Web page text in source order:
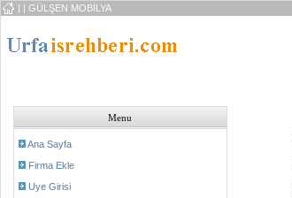
| | GÜLŞEN MOBİLYA
Menu
Ana Sayfa
Firma Ekle
Uye Girisi